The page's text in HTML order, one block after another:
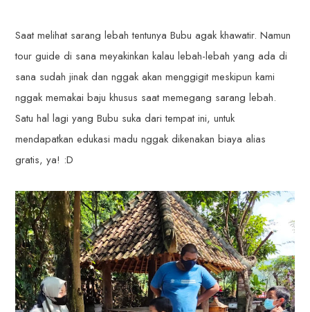
Saat melihat sarang lebah tentunya Bubu agak khawatir. Namun
tour guide di sana meyakinkan kalau lebah-lebah yang ada di
sana sudah jinak dan nggak akan menggigit meskipun kami
nggak memakai baju khusus saat memegang sarang lebah.
Satu hal lagi yang Bubu suka dari tempat ini, untuk
mendapatkan edukasi madu nggak dikenakan biaya alias
gratis, ya! :D